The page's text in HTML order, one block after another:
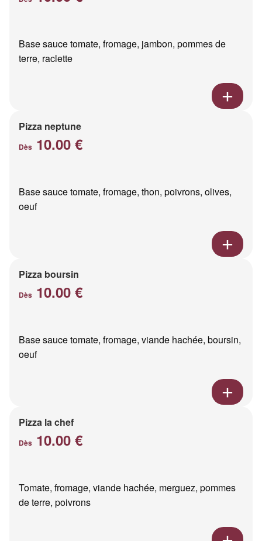
Base sauce tomate, fromage, jambon, pommes de
terre, raclette
Pizza neptune
Dès 10.00 €
Base sauce tomate, fromage, thon, poivrons, olives,
oeuf
Pizza boursin
Dès 10.00 €
Base sauce tomate, fromage, viande hachée, boursin,
oeuf
Pizza la chef
Dès 10.00 €
Tomate, fromage, viande hachée, merguez, pommes
de terre, poivrons